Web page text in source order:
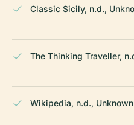
Classic Sicily, n.d.,
The Thinking Traveller,
Wikipedia, n.d.,